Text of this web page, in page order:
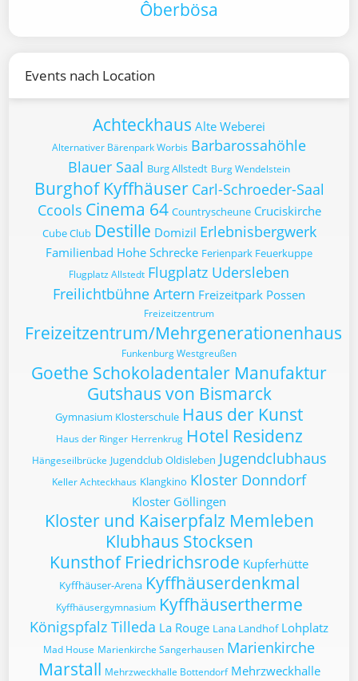
Ôberbösa
Events nach Location
Achteckhaus Alte Weberei
Alternativer Bärenpark Worbis Barbarossahöhle
Blauer Saal Burg Allstedt Burg Wendelstein
Burghof Kyffhäuser Carl-Schroeder-Saal
Ccools Cinema 64 Countryscheune Cruciskirche
Cube Club Destille Domizil Erlebnisbergwerk
Familienbad Hohe Schrecke Ferienpark Feuerkuppe
Flugplatz Allstedt Flugplatz Udersleben
Freilichtbühne Artern Freizeitpark Possen
Freizeitzentrum
Freizeitzentrum/Mehrgenerationenhaus
Funkenburg Westgreußen
Goethe Schokoladentaler Manufaktur
Gutshaus von Bismarck
Gymnasium Klosterschule Haus der Kunst
Haus der Ringer Herrenkrug Hotel Residenz
Hängeseilbrücke Jugendclub Oldisleben Jugendclubhaus
Keller Achteckhaus Klangkino Kloster Donndorf
Kloster Göllingen
Kloster und Kaiserpfalz Memleben
Klubhaus Stocksen
Kunsthof Friedrichsrode Kupferhütte
Kyffhäuser-Arena Kyffhäuserdenkmal
Kyffhäusergymnasium Kyffhäusertherme
Königspfalz Tilleda La Rouge Lana Landhof Lohplatz
Mad House Marienkirche Sangerhausen Marienkirche
Marstall Mehrzweckhalle Bottendorf Mehrzweckhalle